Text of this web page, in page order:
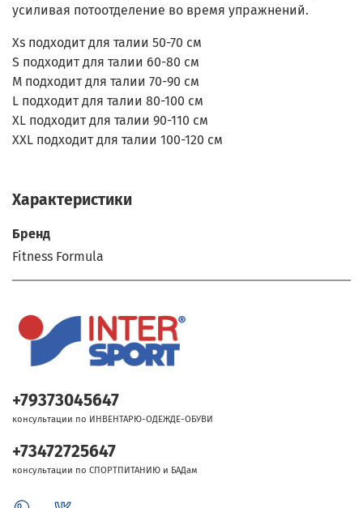
усиливая потоотделение во время упражнений.
Xs подходит для талии 50-70 см
S подходит для талии 60-80 см
M подходит для талии 70-90 см
L подходит для талии 80-100 см
XL подходит для талии 90-110 см
XXL подходит для талии 100-120 см
Характеристики
Бренд
Fitness Formula
+79373045647
консультации по ИНВЕНТАРЮ-ОДЕЖДЕ-ОБУВИ
+73472725647
консультации по СПОРТПИТАНИЮ и БАДам